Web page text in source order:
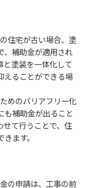
住宅が古い場合、塗
、補助金が適用され
と塗装を一体化して
えることができる場
めのバリアフリー化
も補助金が出ること
せて行うことで、住
ます。
の申請は、工事の前